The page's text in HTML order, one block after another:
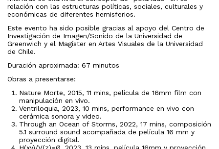
relación con las estructuras políticas, sociales, culturales y
económicas de diferentes hemisferios.
Este evento ha sido posible gracias al apoyo del Centro de
Investigación de Imagen/Sonido de la Universidad de
Greenwich y el Magíster en Artes Visuales de la Universidad
de Chile.
Duración aproximada: 67 minutos
Obras a presentarse:
Nature Morte, 2015, 11 mins, película de 16mm film con
manipulación en vivo.
Ventriloquia, 2023, 10 mins, performance en vivo con
cerámica sonora y video.
Through an Ocean of Storms, 2022, 17 mins, composición
5.1 surround sound acompañada de película 16 mm y
proyección digital.